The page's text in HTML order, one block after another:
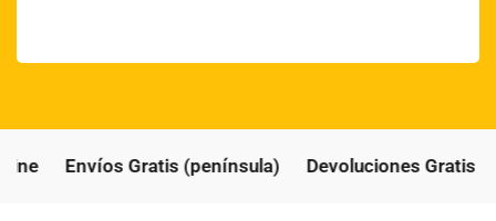
Envíos Gratis (península) Devoluciones Gratis